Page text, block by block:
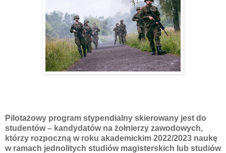
Pilotażowy program stypendialny skierowany jest do
studentów – kandydatów na żołnierzy zawodowych,
którzy rozpoczną w roku akademickim 2022/2023 naukę
w ramach jednolitych studiów magisterskich lub studiów